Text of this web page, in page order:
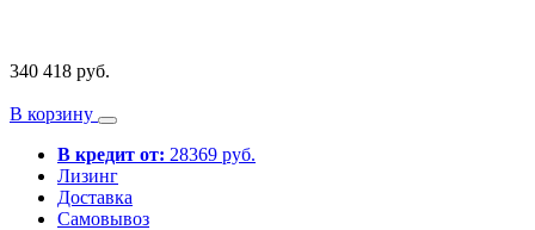
340 418 руб.
В корзину
В кредит от: 28369 руб.
Лизинг
Доставка
Самовывоз